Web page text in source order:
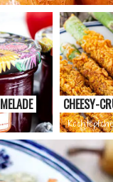
CHEESY-